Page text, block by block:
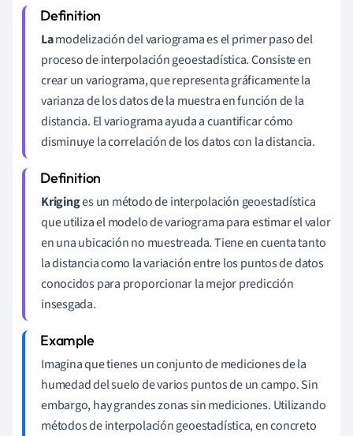
Lamodelización del variograma es el primer paso del
proceso de interpolación geoestadística. Consiste en
crear un variograma, que representa gráficamente la
varianza de los datos de la muestra en función de la
distancia. El variograma ayuda a cuantificar cómo
disminuye la correlación de los datos con la distancia.
Kriginges un método de interpolación geoestadística
que utiliza el modelo de variograma para estimar el valor
en una ubicación no muestreada. Tiene en cuenta tanto
la distancia como la variación entre los puntos de datos
conocidos para proporcionar la mejor predicción
insesgada.
Imagina que tienes un conjunto de mediciones de la
humedad del suelo de varios puntos de un campo. Sin
embargo, hay grandes zonas sin mediciones. Utilizando
métodos de interpolación geoestadística, en concreto